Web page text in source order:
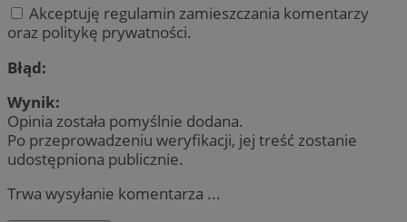
Akceptuję regulamin zamieszczania komentarzy
oraz politykę prywatności.
Błąd:
Wynik:
Opinia została pomyślnie dodana.
Po przeprowadzeniu weryfikacji, jej treść zostanie
udostępniona publicznie.
Trwa wysyłanie komentarza ...